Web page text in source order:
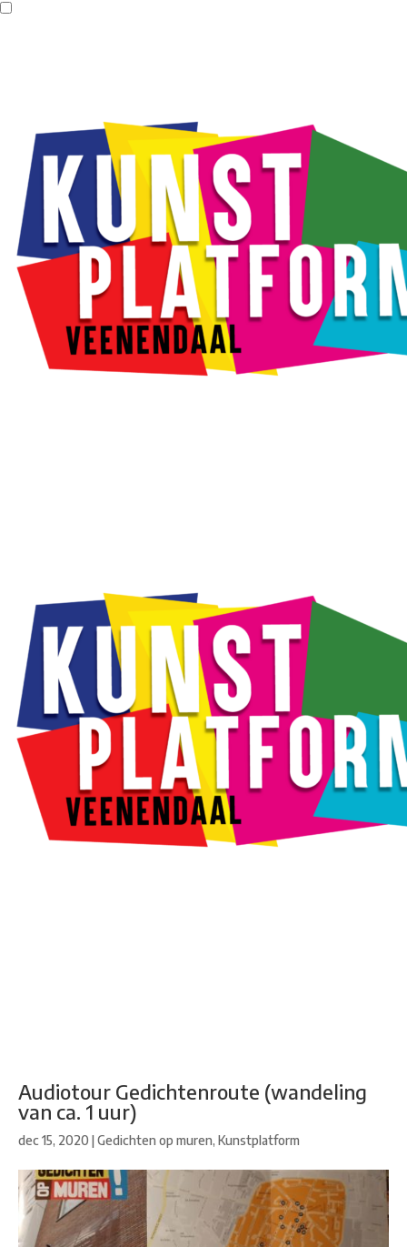
Audiotour Gedichtenroute (wandeling
van ca. 1 uur)
dec 15, 2020 |Gedichten op muren, Kunstplatform